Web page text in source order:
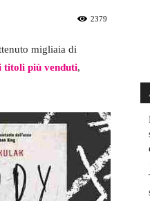
2379
migliaia di
titoli più venduti,